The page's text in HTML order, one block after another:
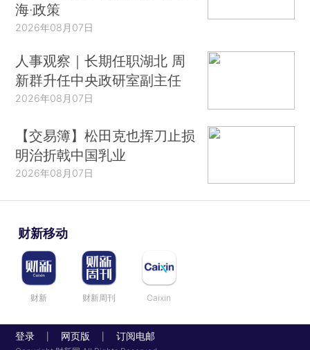
海·政策
2026年08月07日
人事观察｜长期任职湖北 周
新群升任中央政研室副主任
2026年08月07日
【交易簿】松田克也挥刀止损
明治折戟中国乳业
2026年08月07日
财新移动
财新 财新周刊 Caixin
登录 网页版 订阅电邮